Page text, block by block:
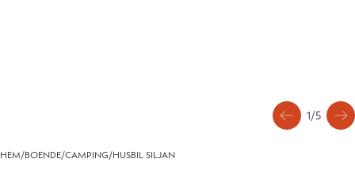
1/5
HEM/BOENDE/CAMPING/HUSBIL SILJAN